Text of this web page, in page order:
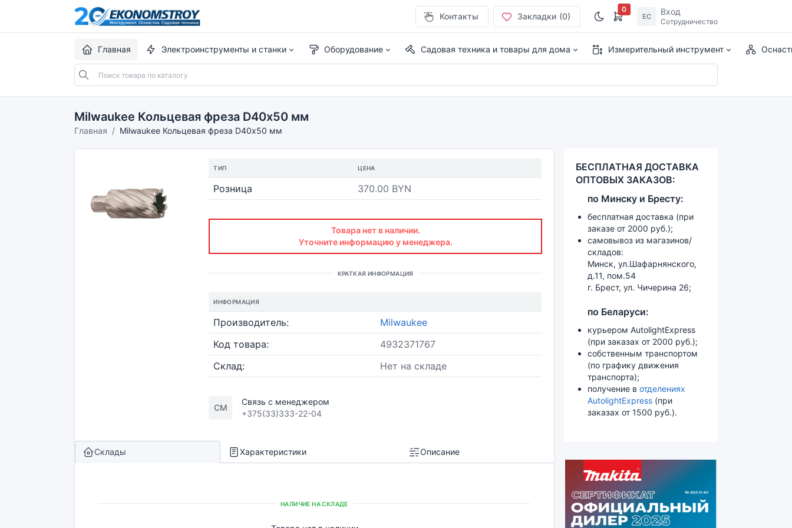
Контакты Закладки (0)
0
ЕС Вход
Сотрудничество
Главная Электроинструменты и станки Оборудование Садовая техника и товары для дома Измерительный инструмент
Milwaukee Кольцевая фреза D40х50 мм
Главная Milwaukee Кольцевая фреза D40х50 мм
ТИП ЦЕНА
Розница 370.00 BYN
Товара нет в наличии.
Уточните информацию у менеджера.
КРАТКАЯ ИНФОРМАЦИЯ
ИНФОРМАЦИЯ
Производитель:
Milwaukee
Код товара:
4932371767
Склад:
Нет на складе
СМ
Связь с менеджером
+375(33)333-22-04
Склады Характеристики Описание
НАЛИЧИЕ НА СКЛАДЕ
БЕСПЛАТНАЯ ДОСТАВКА
ОПТОВЫХ ЗАКАЗОВ:
по Минску и Бресту:
бесплатная доставка (при
заказе от 2000 руб.);
самовывоз из магазинов/
складов:
Минск, ул.Шафарнянского,
д.11, пом.54
г. Брест, ул. Чичерина 26;
по Беларуси:
курьером AutolightExpress
(при заказах от 2000 руб.);
собственным транспортом
(по графику движения
транспорта);
получение в отделениях
AutolightExpress (при
заказах от 1500 руб.).